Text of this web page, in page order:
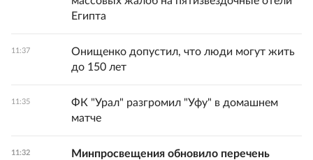
Египта
11:37
Онищенко допустил, что люди могут жить
до 150 лет
11:35
ФК "Урал" разгромил "Уфу" в домашнем
матче
11:32
Минпросвещения обновило перечень